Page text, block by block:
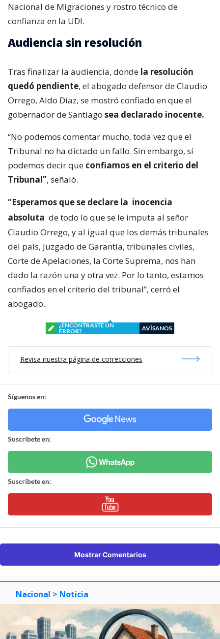
Nacional de Migraciones y rostro técnico de
confianza en la UDI.
Audiencia sin resolución
Tras finalizar la audiencia, donde la resolución
quedó pendiente, el abogado defensor de Claudio
Orrego, Aldo Díaz, se mostró confiado en que el
gobernador de Santiago sea declarado inocente.
“No podemos comentar mucho, toda vez que el
Tribunal no ha dictado un fallo. Sin embargo, sí
podemos decir que confiamos en el criterio del
Tribunal”, señaló.
“Esperamos que se declare la inocencia
absoluta de todo lo que se le imputa al señor
Claudio Orrego, y al igual que los demás tribunales
del país, Juzgado de Garantía, tribunales civiles,
Corte de Apelaciones, la Corte Suprema, nos han
dado la razón una y otra vez. Por lo tanto, estamos
confiados en el criterio del tribunal”, cerró el
abogado.
¿ENCONTRASTE UN
ERROR?
AVÍSANOS
Revisa nuestra página de correcciones
Síguenos en:
Suscríbete en:
Suscríbete en:
Mostrar Comentarios
Nacional > Noticia